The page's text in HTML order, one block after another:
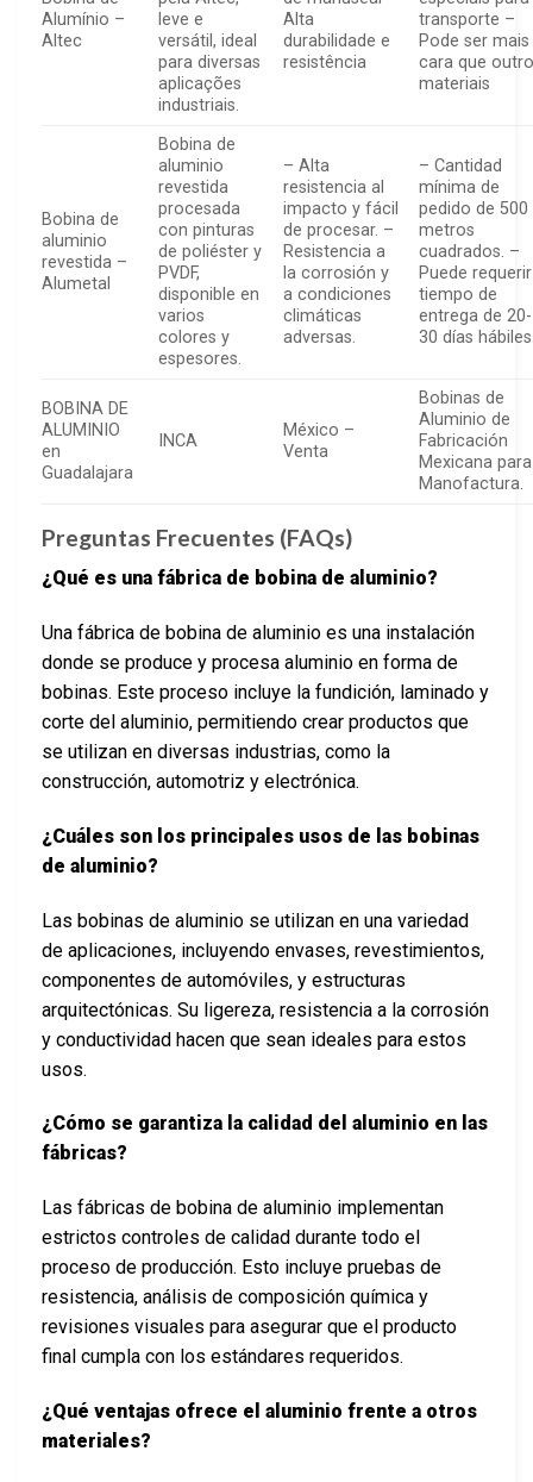
Alumínio –
Altec
leve e
versátil, ideal
para diversas
aplicações
industriais.
Alta
durabilidade e
resistência
transporte –
Pode ser mais
cara que
materiais
Bobina de
aluminio
revestida –
Alumetal
Bobina de
aluminio
revestida
procesada
con pinturas
de poliéster y
PVDF,
disponible en
varios
colores y
espesores.
– Alta
resistencia al
impacto y fácil
de procesar. –
Resistencia a
la corrosión y
a condiciones
climáticas
adversas.
– Cantidad
mínima de
pedido de 500
metros
cuadrados. –
Puede requerir
tiempo de
entrega de 20-
30 días
BOBINA DE
ALUMINIO
en
Guadalajara
INCA
México –
Venta
Bobinas de
Aluminio de
Fabricación
Mexicana para
Manofactura.
Preguntas Frecuentes (FAQs)
¿Qué es una fábrica de bobina de aluminio?
Una fábrica de bobina de aluminio es una instalación
donde se produce y procesa aluminio en forma de
bobinas. Este proceso incluye la fundición, laminado y
corte del aluminio, permitiendo crear productos que
se utilizan en diversas industrias, como la
construcción, automotriz y electrónica.
¿Cuáles son los principales usos de las bobinas
de aluminio?
Las bobinas de aluminio se utilizan en una variedad
de aplicaciones, incluyendo envases, revestimientos,
componentes de automóviles, y estructuras
arquitectónicas. Su ligereza, resistencia a la corrosión
y conductividad hacen que sean ideales para estos
usos.
¿Cómo se garantiza la calidad del aluminio en las
fábricas?
Las fábricas de bobina de aluminio implementan
estrictos controles de calidad durante todo el
proceso de producción. Esto incluye pruebas de
resistencia, análisis de composición química y
revisiones visuales para asegurar que el producto
final cumpla con los estándares requeridos.
¿Qué ventajas ofrece el aluminio frente a otros
materiales?